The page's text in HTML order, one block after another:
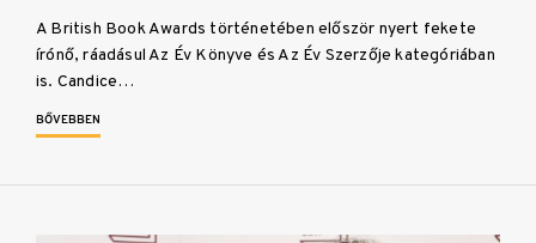
A British Book Awards történetében először nyert fekete
írónő, ráadásul Az Év Könyve és Az Év Szerzője kategóriában
is. Candice…
BŐVEBBEN